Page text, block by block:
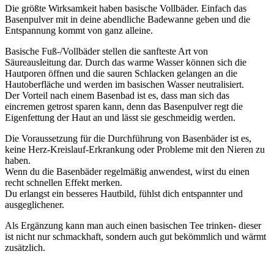
Die größte Wirksamkeit haben basische Vollbäder. Einfach das
Basenpulver mit in deine abendliche Badewanne geben und die
Entspannung kommt von ganz alleine.
Basische Fuß-/Vollbäder stellen die sanfteste Art von
Säureausleitung dar. Durch das warme Wasser können sich die
Hautporen öffnen und die sauren Schlacken gelangen an die
Hautoberfläche und werden im basischen Wasser neutralisiert.
Der Vorteil nach einem Basenbad ist es, dass man sich das
eincremen getrost sparen kann, denn das Basenpulver regt die
Eigenfettung der Haut an und lässt sie geschmeidig werden.
Die Voraussetzung für die Durchführung von Basenbäder ist es,
keine Herz-Kreislauf-Erkrankung oder Probleme mit den Nieren zu
haben.
Wenn du die Basenbäder regelmäßig anwendest, wirst du einen
recht schnellen Effekt merken.
Du erlangst ein besseres Hautbild, fühlst dich entspannter und
ausgeglichener.
Als Ergänzung kann man auch einen basischen Tee trinken- dieser
ist nicht nur schmackhaft, sondern auch gut bekömmlich und wärmt
zusätzlich.